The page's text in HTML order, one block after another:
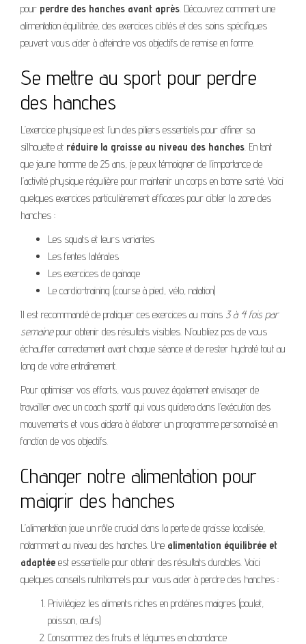
pour perdre des hanches avant après. Découvrez comment une
alimentation équilibrée, des exercices ciblés et des soins spécifiques
peuvent vous aider à atteindre vos objectifs de remise en forme.
Se mettre au sport pour perdre
des hanches
L’exercice physique est l’un des piliers essentiels pour affiner sa
silhouette et réduire la graisse au niveau des hanches. En tant
que jeune homme de 25 ans, je peux témoigner de l’importance de
l’activité physique régulière pour maintenir un corps en bonne santé. Voici
quelques exercices particulièrement efficaces pour cibler la zone des
hanches :
Les squats et leurs variantes
Les fentes latérales
Les exercices de gainage
Le cardio-training (course à pied, vélo, natation)
Il est recommandé de pratiquer ces exercices au moins 3 à 4 fois par
semainepour obtenir des résultats visibles. N’oubliez pas de vous
échauffer correctement avant chaque séance et de rester hydraté tout au
long de votre entraînement.
Pour optimiser vos efforts, vous pouvez également envisager de
travailler avec un coach sportif qui vous guidera dans l’exécution des
mouvements et vous aidera à élaborer un programme personnalisé en
fonction de vos objectifs.
Changer notre alimentation pour
maigrir des hanches
L’alimentation joue un rôle crucial dans la perte de graisse localisée,
notamment au niveau des hanches. Une alimentation équilibrée et
adaptée est essentielle pour obtenir des résultats durables. Voici
quelques conseils nutritionnels pour vous aider à perdre des hanches :
Privilégiez les aliments riches en protéines maigres (poulet,
poisson, œufs)
Consommez des fruits et légumes en abondance